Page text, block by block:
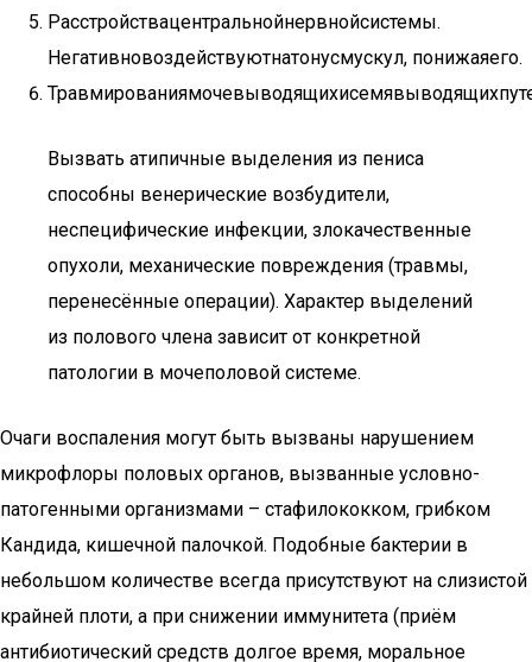
Расстройствацентральнойнервнойсистемы.
Негативновоздействуютнатонусмускул, понижаяего.
Вызвать атипичные выделения из пениса
способны венерические возбудители,
неспецифические инфекции, злокачественные
опухоли, механические повреждения (травмы,
перенесённые операции). Характер выделений
из полового члена зависит от конкретной
патологии в мочеполовой системе.
Очаги воспаления могут быть вызваны нарушением
микрофлоры половых органов, вызванные условно-
патогенными организмами – стафилококком, грибком
Кандида, кишечной палочкой. Подобные бактерии в
небольшом количестве всегда присутствуют на слизистой
крайней плоти, а при снижении иммунитета (приём
антибиотический средств долгое время, моральное